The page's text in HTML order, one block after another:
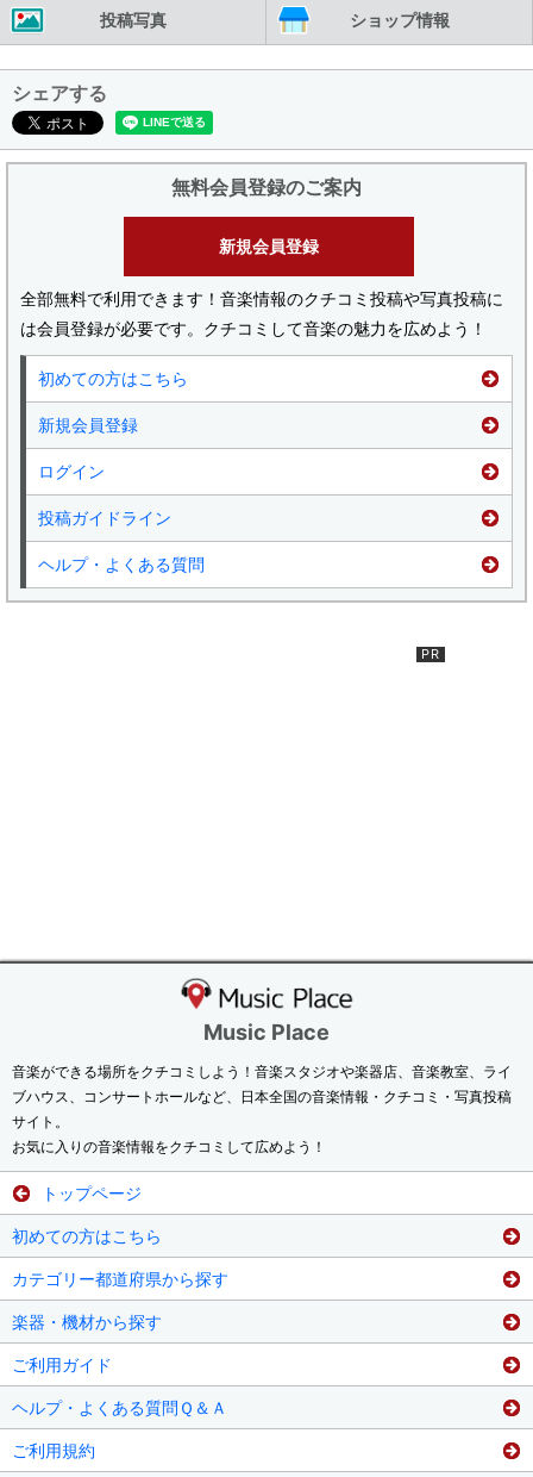
投稿写真 ショップ情報
シェアする
無料会員登録のご案内
新規会員登録
全部無料で利用できます！音楽情報のクチコミ投稿や写真投稿に
は会員登録が必要です。クチコミして音楽の魅力を広めよう！
初めての方はこちら
新規会員登録
ログイン
投稿ガイドライン
ヘルプ・よくある質問
Music Place
音楽ができる場所をクチコミしよう！音楽スタジオや楽器店、音楽教室、ライ
ブハウス、コンサートホールなど、日本全国の音楽情報・クチコミ・写真投稿
サイト。
お気に入りの音楽情報をクチコミして広めよう！
トップページ
初めての方はこちら
カテゴリー都道府県から探す
楽器・機材から探す
ご利用ガイド
ヘルプ・よくある質問Ｑ＆Ａ
ご利用規約